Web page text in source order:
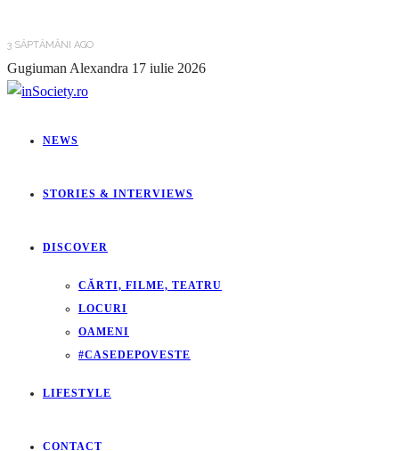
3 SĂPTĂMÂNI AGO
Gugiuman Alexandra 17 iulie 2026
NEWS
STORIES & INTERVIEWS
DISCOVER
CĂRTI, FILME, TEATRU
LOCURI
OAMENI
#CASEDEPOVESTE
LIFESTYLE
CONTACT